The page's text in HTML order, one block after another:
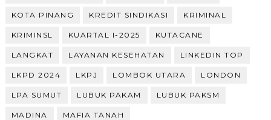
KOTA PINANG KREDIT SINDIKASI KRIMINAL
KRIMINSL KUARTAL I-2025 KUTACANE
LANGKAT LAYANAN KESEHATAN LINKEDIN TOP
LKPD 2024 LKPJ LOMBOK UTARA LONDON
LPA SUMUT LUBUK PAKAM LUBUK PAKSM
MADINA MAFIA TANAH